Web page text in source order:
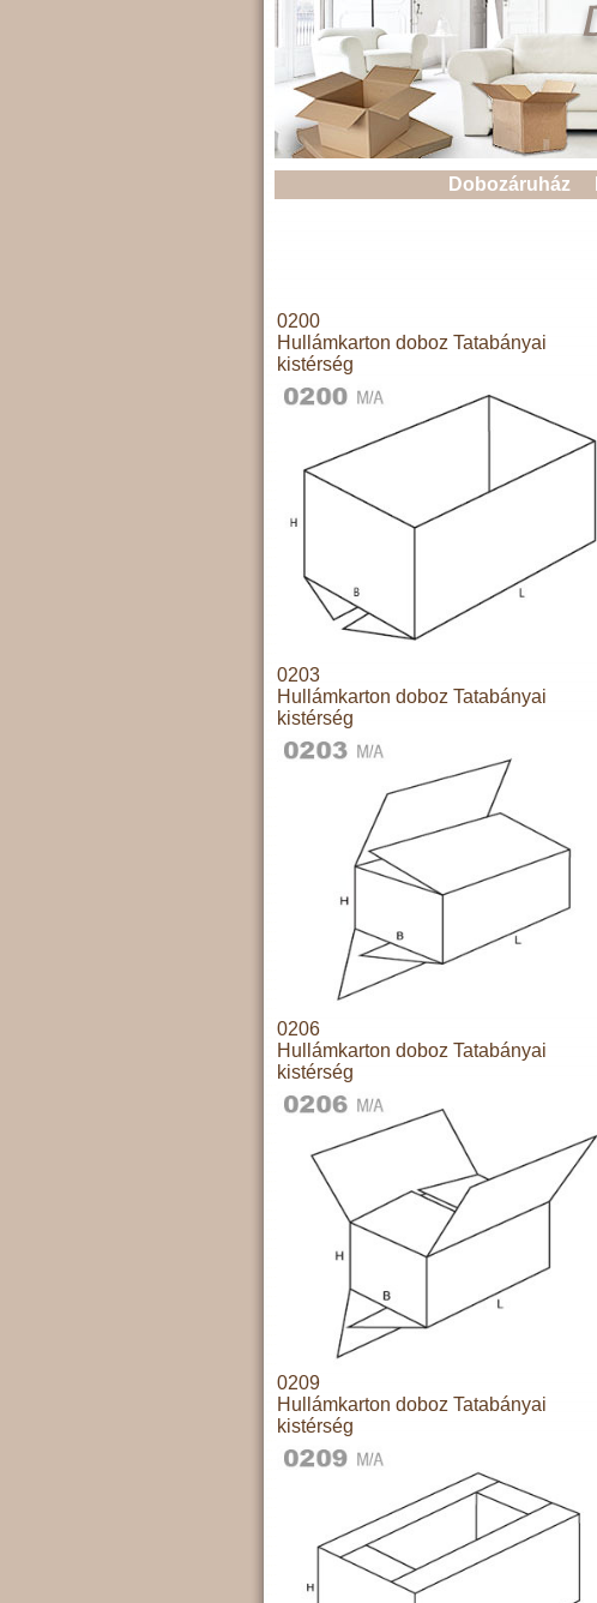
Dobozáruház
0200
Hullámkarton doboz Tatabányai
kistérség
0203
Hullámkarton doboz Tatabányai
kistérség
0206
Hullámkarton doboz Tatabányai
kistérség
0209
Hullámkarton doboz Tatabányai
kistérség